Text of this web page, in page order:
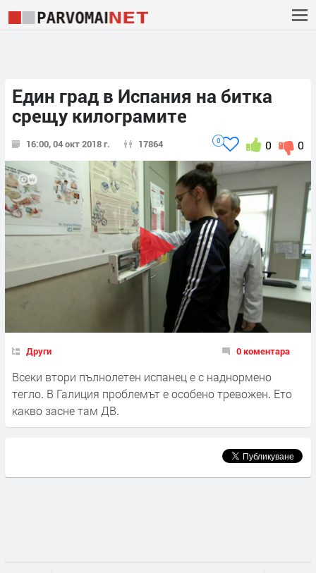
Един град в Испания на битка
срещу килограмите
16:00, 04 окт 2018 г. 17864 0
0
0
Други 0 коментара
Всеки втори пълнолетен испанец е с наднормено
тегло. В Галиция проблемът е особено тревожен. Ето
какво засне там ДВ.